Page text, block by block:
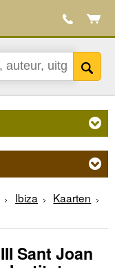
Ibiza
Kaarten
Sant Joan